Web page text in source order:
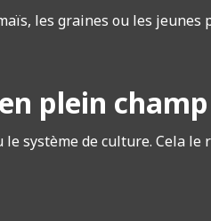
les graines ou les jeunes
plein champ
système de culture. Cela